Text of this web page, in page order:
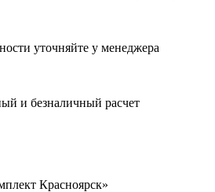
уточняйте у менеджера
и безналичный расчет
Красноярск»